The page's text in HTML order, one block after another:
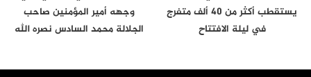
يستقطب أكثر من 40 ألف متفرج
في ليلة الافتتاح
وجهه أمير المؤمنين صاحب
الجلالة محمد السادس نصره الله